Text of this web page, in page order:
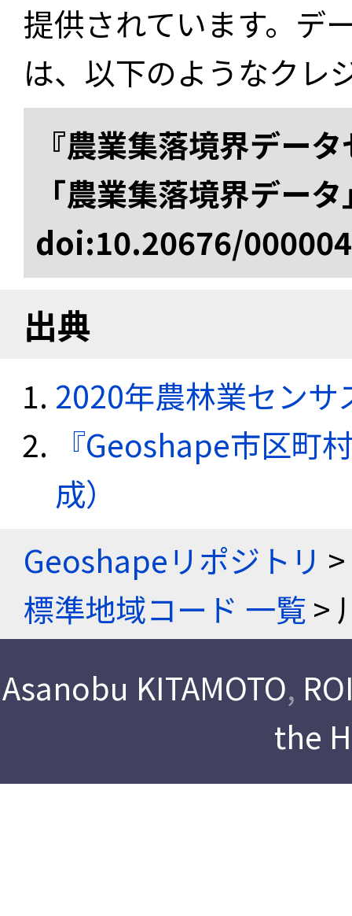
提供されています。デ
は、以下のようなクレ
『農業集落境界デー
「農業集落境界デー
doi:10.20676/
出典
2020年農林業セン
『Geoshape市区町
成）
Geoshapeリポジトリ >
標準地域コード 一覧>
Asanobu KITAMOTO,
the